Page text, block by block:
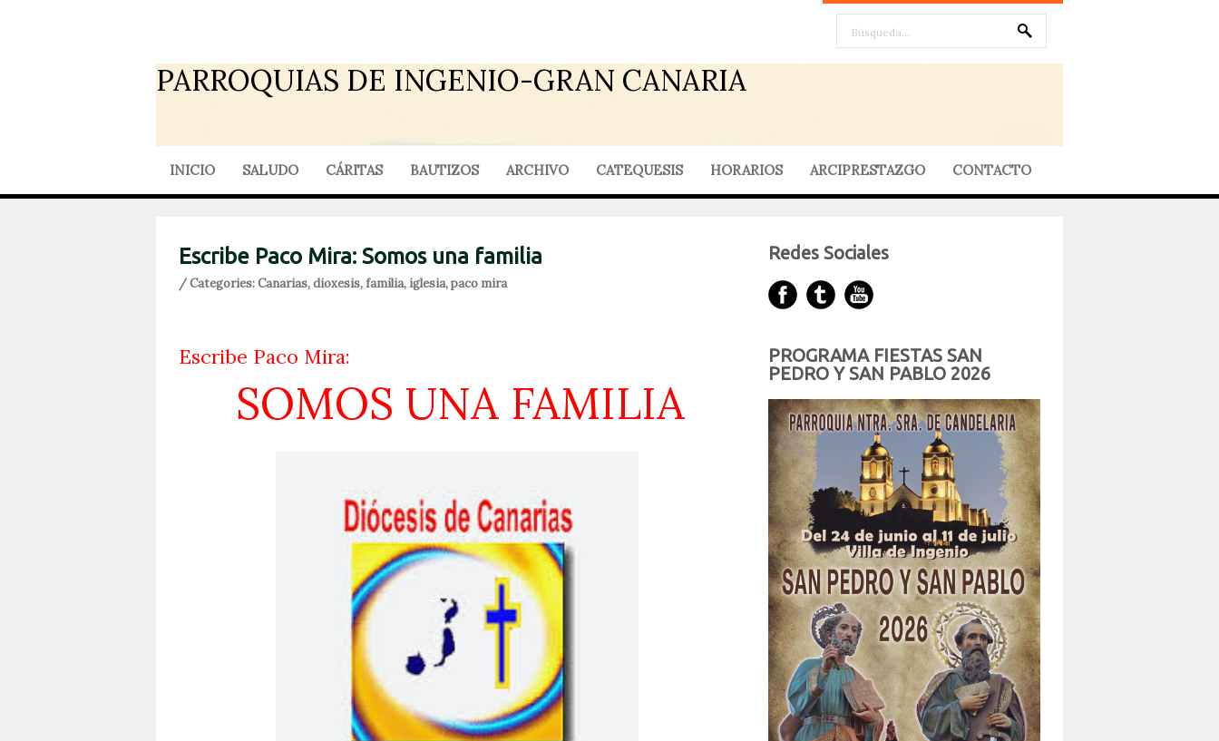
PARROQUIAS DE INGENIO-GRAN CANARIA
INICIO SALUDO CÁRITAS BAUTIZOS ARCHIVO CATEQUESIS HORARIOS ARCIPRESTAZGO CONTACTO
Escribe Paco Mira: Somos una familia
/ Categories:Canarias,dioxesis,familia, iglesia,paco mira
Escribe Paco Mira:
SOMOS UNA FAMILIA
Redes Sociales
PROGRAMA FIESTAS SAN
PEDRO Y SAN PABLO 2026